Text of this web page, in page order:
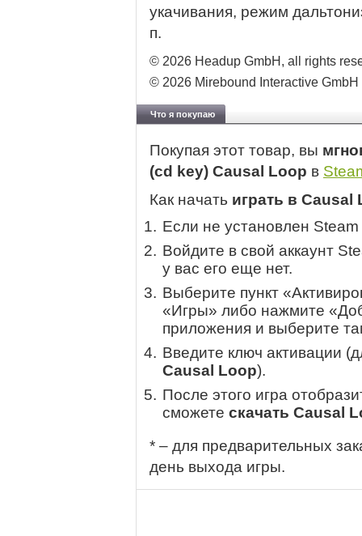
укачивания, режим
п.
© 2026 Headup GmbH, all rights
© 2026 Mirebound Interactive GmbH
Что я покупаю
Покупая этот товар, вы
(cd key) Causal Loop в
Как начать играть в Causal
Если не установлен
Войдите в свой аккаунт
у вас его еще нет.
Выберите пункт
«Игры» либо нажмите
приложения и выберите
Введите ключ активации
Causal Loop).
После этого игра
сможете скачать Causal
* – для предварительных
день выхода игры.